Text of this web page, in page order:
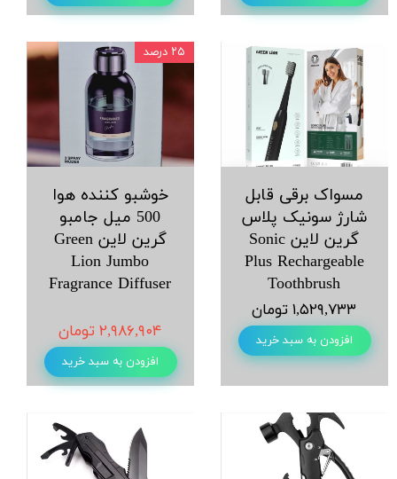
مسواک برقی قابل
شارژ سونیک پلاس
گرین لاین Sonic
Plus Rechargeable
Toothbrush
۱,۵۲۹,۷۳۳ تومان
افزودن به سبد خرید
خوشبو کننده هوا
500 میل جامبو
گرین لاین Green
Lion Jumbo
Fragrance Diffuser
۲,۹۸۶,۹۰۴ تومان
افزودن به سبد خرید
۲۵ درصد